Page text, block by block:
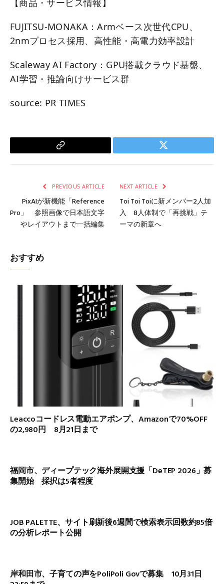
【商品・サービス情報】
FUJITSU-MONAKA：Armベース次世代CPU、
2nmプロセス採用、高性能・高電力効率設計
Scaleway AI Factory：GPU搭載クラウド基盤、
AI学習・推論向けサービス群
source: PR TIMES
Copy
Twitter
PREVIOUS ARTICLE
PixAIが新機能「Reference
Pro」 参照画像で日本語文字
やレイアウトまで一括編集
NEXT ARTICLE
Toi Toi Toiに新メンバー2人加
入 8人体制で「再挑戦」テ
ーマの新章へ
おすすめ
Leaccoコードレス電動エアポンプ、Amazonで70%OFF
の2,980円 8月21日まで
福岡市、ディープテック海外展開支援「DeTEP 2026」募
集開始 採択は5者程度
JOB PALETTE、サイト刷新後6週間で検索表示回数約85倍
の分析レポート公開
岸和田市、子育ての声をPoliPoli Govで募集 10月31日